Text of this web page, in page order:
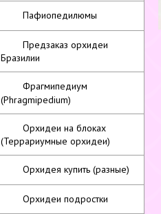
Пафиопедилюмы
Предзаказ орхидеи
Бразилии
Фрагмипедиум
(Phragmipedium)
Орхидеи на блоках
(Террариумные орхидеи)
Орхидея купить (разные)
Орхидеи подростки